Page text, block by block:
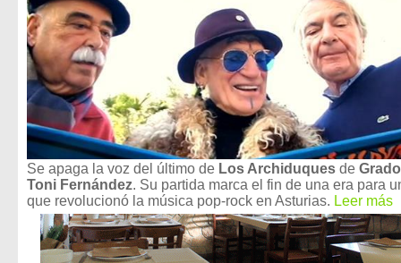
Se apaga la voz del último de Los Archiduques de Grado
Toni Fernández. Su partida marca el fin de una era para
que revolucionó la música pop-rock en Asturias. Leer más